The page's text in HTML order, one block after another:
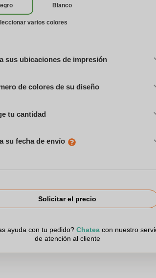
Blanco
varios colores
sus ubicaciones de impresión
de colores de su diseño
tu cantidad
su fecha de envío
Solicitar el precio
ayuda con tu pedido? Chatea con nuestro
de atención al cliente